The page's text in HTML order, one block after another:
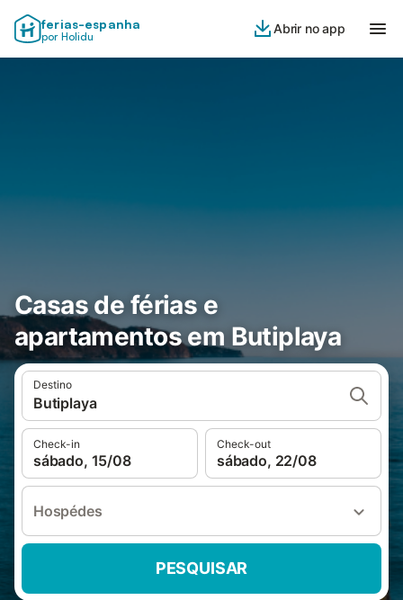
ferias-espanha
por Holidu
Abrir no app
Casas de férias e
apartamentos em Butiplaya
Destino
Butiplaya
Check-in
sábado, 15/08
Check-out
sábado, 22/08
Hospédes
PESQUISAR